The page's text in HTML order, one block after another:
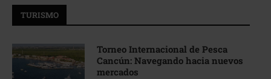
TURISMO
Torneo Internacional de Pesca
Cancún: Navegando hacia nuevos
mercados